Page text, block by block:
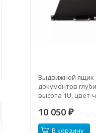
Выдвижной ящик
документов
высота 1U, цвет-
10 050 ₽
В корзину